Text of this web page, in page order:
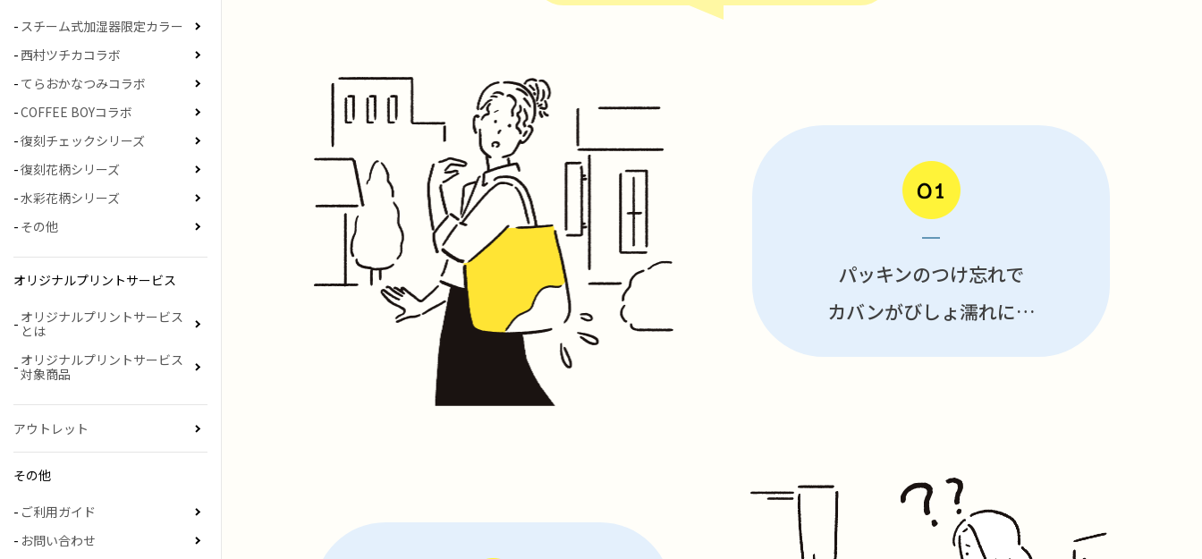
パッキンのつけ忘れで
カバンがびしょ濡れに…
スチーム式加湿器限定カラー
西村ツチカコラボ
てらおかなつみコラボ
COFFEE BOYコラボ
復刻チェックシリーズ
復刻花柄シリーズ
水彩花柄シリーズ
その他
オリジナルプリントサービス
オリジナルプリントサービス
とは
オリジナルプリントサービス
対象商品
アウトレット
その他
ご利用ガイド
お問い合わせ